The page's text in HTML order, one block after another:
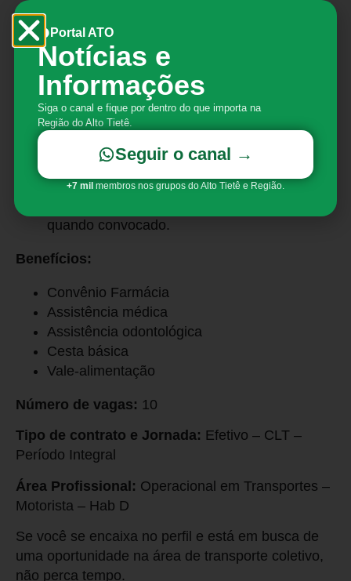
com dados relativos à quilometragem, horário
de saída e chegada, e demais ocorrências
durante a realização do trabalho;
Zelar pela conservação e segurança dos
veículos, providenciando limpeza, ajustes e
pequenos reparos, bem como solicitar
manutenção quando necessário;
Manter-se atualizado com as normas e
legislação de trânsito;
quando convocado.
Benefícios:
Convênio Farmácia
Assistência médica
Assistência odontológica
Cesta básica
Vale-alimentação
Número de vagas: 10
Tipo de contrato e Jornada: Efetivo – CLT –
Período Integral
Área Profissional: Operacional em Transportes –
Motorista – Hab D
Se você se encaixa no perfil e está em busca de
uma oportunidade na área de transporte coletivo,
não perca tempo.
Portal ATO
Notícias e
Informações
Siga o canal e fique por dentro do que importa na
Região do Alto Tietê.
Seguir o canal →
+7 mil membros nos grupos do Alto Tietê e Região.